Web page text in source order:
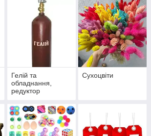
Гелій та
обладнання,
редуктор
Сухоцвіти